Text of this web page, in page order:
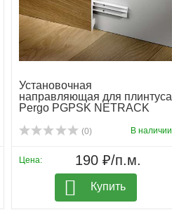
Установочная
направляющая для плинтуса
Pergo PGPSK NETRACK
(0) В наличии
Цена: 190 ₽/п.м.
Купить